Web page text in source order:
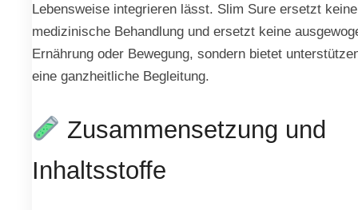
Lebensweise integrieren lässt. Slim Sure ersetzt keine
medizinische Behandlung und ersetzt keine
Ernährung oder Bewegung, sondern bietet
eine ganzheitliche Begleitung.
Zusammensetzung und
Inhaltsstoffe